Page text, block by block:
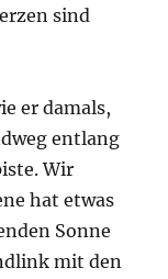
sind
er damals,
entlang
Wir
hat etwas
Sonne
mit den